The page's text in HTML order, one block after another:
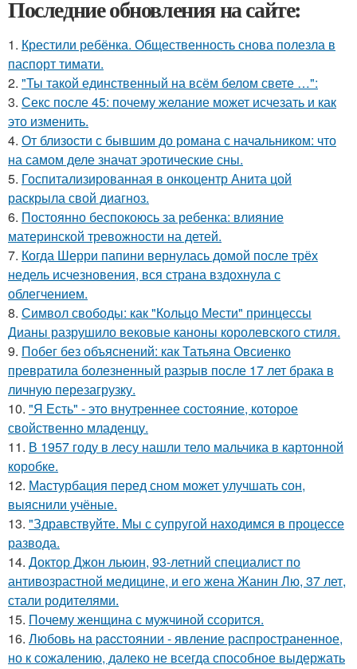
Последние обновления на сайте:
1. Крестили ребёнка. Общественность снова полезла в
паспорт тимати.
2. "Ты такой единственный на всём белом свете …":
3. Секс после 45: почему желание может исчезать и как
это изменить.
4. От близости с бывшим до романа с начальником: что
на самом деле значат эротические сны.
5. Госпитализированная в онкоцентр Анита цой
раскрыла свой диагноз.
6. Постоянно беспокоюсь за ребенка: влияние
материнской тревожности на детей.
7. Когда Шерри папини вернулась домой после трёх
недель исчезновения, вся страна вздохнула с
облегчением.
8. Символ свободы: как "Кольцо Мести" принцессы
Дианы разрушило вековые каноны королевского стиля.
9. Побег без объяснений: как Татьяна Овсиенко
превратила болезненный разрыв после 17 лет брака в
личную перезагрузку.
10. "Я Есть" - этo внутpeннее состояние, которое
свойственно младенцу.
11. В 1957 году в лесу нашли тело мальчика в картонной
коробке.
12. Мастурбация перед сном может улучшать сон,
выяснили учёные.
13. "Здравствуйте. Mы с супругой находимся в процессе
развода.
14. Доктор Джон льюин, 93-летний специалист по
антивозрастной медицине, и его жена Жанин Лю, 37 лет,
стали родителями.
15. Почему женщина с мужчиной ссорится.
16. Любовь нa pacстоянии - явление распространенное,
но к сожалению, далеко не всегда способное выдержать